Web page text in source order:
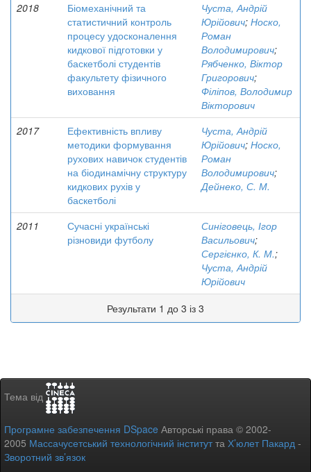
2018
Біомеханічний та
статистичний контроль
процесу удосконалення
кидкової підготовки у
баскетболі студентів
факультету фізичного
виховання
Чуста, Андрій
Юрійович; Носко,
Роман
Володимирович;
Рябченко, Віктор
Григорович;
Філіпов, Володимир
Вікторович
2017
Ефективність впливу
методики формування
рухових навичок студентів
на біодинамічну структуру
кидкових рухів у
баскетболі
Чуста, Андрій
Юрійович; Носко,
Роман
Володимирович;
Дейнеко, С. М.
2011
Сучасні українські
різновиди футболу
Синіговець, Ігор
Васильович;
Сергієнко, К. М.;
Чуста, Андрій
Юрійович
Результати 1 до 3 із 3
Тема від
Програмне забезпечення DSpace Авторські права © 2002-
2005 Массачусетський технологічний інститутта Х’юлет Пакард -
Зворотний зв’язок